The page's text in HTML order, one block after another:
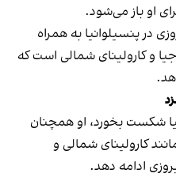
در پنسیلوانیا به همراه
و کارولینای شمالی است که
شکست بخورد، او همچنان
کارولینای شمالی و
ادامه دهد.